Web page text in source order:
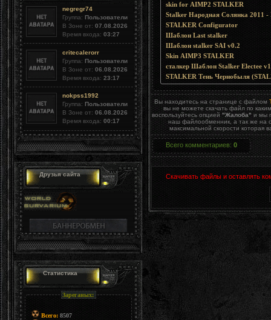
negregr74
Группа: Пользователи
В Зоне от: 07.08.2026
Время входа: 03:27
critecalerorr
Группа: Пользователи
В Зоне от: 06.08.2026
Время входа: 23:17
nokpss1992
Группа: Пользователи
В Зоне от: 06.08.2026
Время входа: 00:17
Друзья сайта
Статистика
Зареганых:
Всего:8507
skin for AIMP2 STALKER
Stalker Народная Солянка 2011 -
STALKER Configurator
Шаблон Last stalker
Шаблон stalker SAI v0.2
Skin AIMP3 STALKER
сталкер Шаблон Stalker Electee
STALKER Тень Чернобыля
Вы находитесь на странице с файлом
вы не можете скачать файл по
воспользуйтесь опцией "Жалоба" и мы
наш файлообменник, а так же на
максимальной скорости которая
Всего комментариев: 0
Скачивать файлы и оставлять